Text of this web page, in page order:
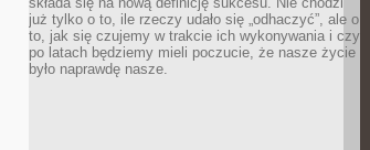
już tylko o to, ile rzeczy udało się „odhaczyć”, ale o
to, jak się czujemy w trakcie ich wykonywania i czy
po latach będziemy mieli poczucie, że nasze życie
było naprawdę nasze.